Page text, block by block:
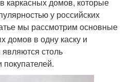
у российских
мы рассмотрим основные
домов в одну каску и
столь